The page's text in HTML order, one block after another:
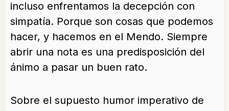
incluso enfrentamos la decepción con
simpatía. Porque son cosas que podemos
hacer, y hacemos en el Mendo. Siempre
abrir una nota es una predisposición del
ánimo a pasar un buen rato.
Sobre el supuesto humor imperativo de